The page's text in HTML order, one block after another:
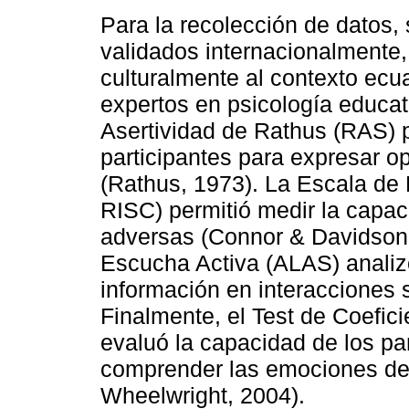
Para la recolección de
validados
culturalmente al contexto
expertos en psicología
Asertividad de Rathus (RAS)
participantes para expresar
(Rathus, 1973). La Escala
RISC) permitió medir la
adversas (Connor &
Escucha Activa (ALAS)
información en interacciones
Finalmente, el Test de
evaluó la capacidad de los
comprender las emociones
Wheelwright, 2004).